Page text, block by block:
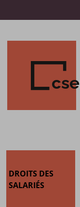
cse
DROITS DES
SALARIÉS